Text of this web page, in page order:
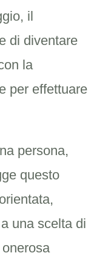
il
di diventare
la
per effettuare
persona,
questo
una scelta di